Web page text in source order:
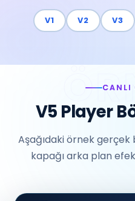
V1 V2 V3
CANLI
V5 Player
Aşağıdaki örnek gerçek
kapağı arka plan